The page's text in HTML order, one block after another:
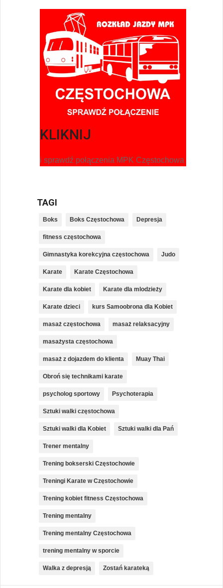
KLIKNIJ
i sprawdź połączenia MPK Częstochowa
TAGI
Boks Boks Częstochowa Depresja
fitness częstochowa
Gimnastyka korekcyjna częstochowa Judo
Karate Karate Częstochowa
Karate dla kobiet Karate dla mlodzieży
Karate dzieci kurs Samoobrona dla Kobiet
masaż częstochowa masaż relaksacyjny
masażysta częstochowa
masaż z dojazdem do klienta Muay Thai
Obroń się technikami karate
psycholog sportowy Psychoterapia
Sztuki walki częstochowa
Sztuki walki dla Kobiet Sztuki walki dla Pań
Trener mentalny
Trening bokserski Częstochowie
Treningi Karate w Częstochowie
Trening kobiet fitness Częstochowa
Trening mentalny
Trening mentalny Częstochowa
trening mentalny w sporcie
Walka z depresją Zostań karateką